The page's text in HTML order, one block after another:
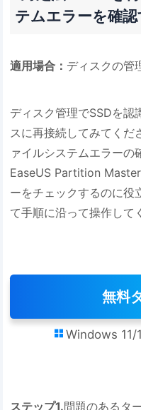
テムエラーを確認
適用場合： ディスクの管
ディスク管理でSSDを認
スに再接続してみてくだ
ァイルシステムエラーの
EaseUS Partition
ーをチェックするのに役
て手順に沿って操作して
無料
 Windows 11/
ステップ1.問題のあるタ